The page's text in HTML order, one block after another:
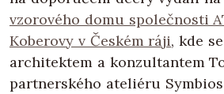
vzorového domu společnosti
Koberovy v Českém ráji, kde
architektem a konzultantem
partnerského ateliéru